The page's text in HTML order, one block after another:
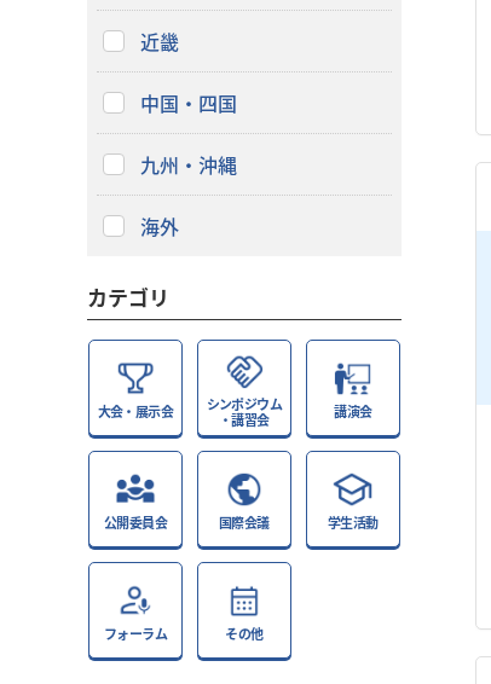
近畿
中国・四国
九州・沖縄
海外
カテゴリ
大会・展示会
シンポジウム
・講習会
講演会
公開委員会 国際会議 学生活動
フォーラム その他